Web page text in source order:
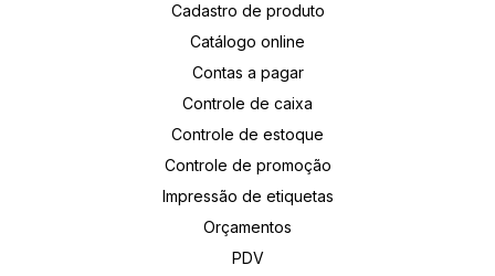
Cadastro de produto
Catálogo online
Contas a pagar
Controle de caixa
Controle de estoque
Controle de promoção
Impressão de etiquetas
Orçamentos
PDV